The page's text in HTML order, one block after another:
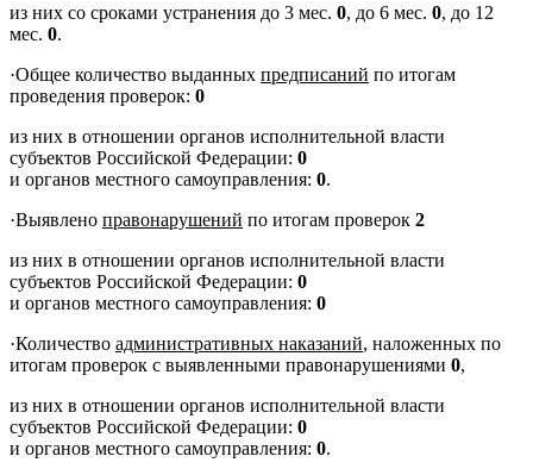
из них со сроками устранения до 3 мес. 0, до 6 мес. 0, до 12
мес. 0.
·Общее количество выданных предписаний по итогам
проведения проверок: 0
из них в отношении органов исполнительной власти
субъектов Российской Федерации: 0
и органов местного самоуправления: 0.
·Выявлено правонарушений по итогам проверок 2
из них в отношении органов исполнительной власти
субъектов Российской Федерации: 0
и органов местного самоуправления: 0
·Количество административных наказаний, наложенных по
итогам проверок с выявленными правонарушениями 0,
из них в отношении органов исполнительной власти
субъектов Российской Федерации: 0
и органов местного самоуправления: 0.